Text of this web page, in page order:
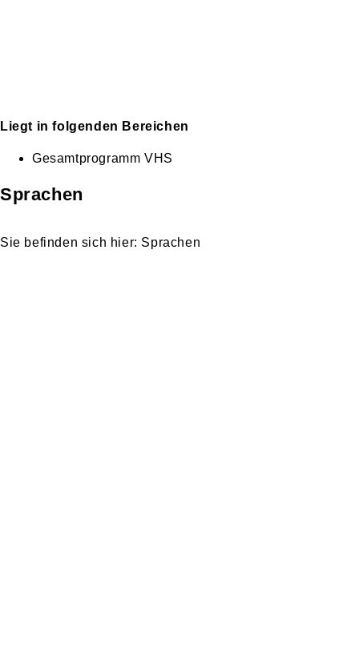
Liegt in folgenden Bereichen
Gesamtprogramm VHS
Sprachen
Sprachen